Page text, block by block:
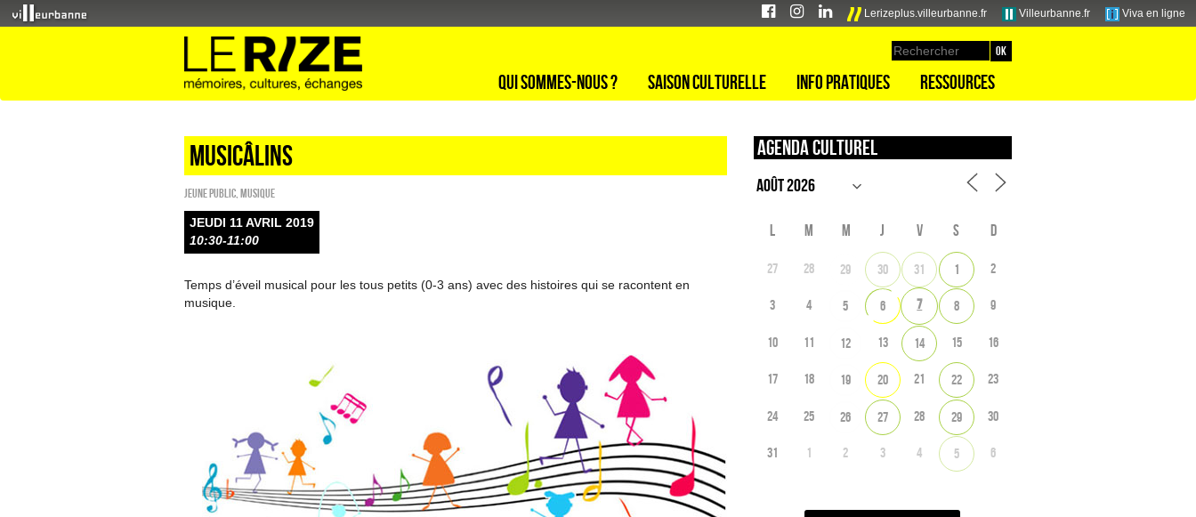
Lerizeplus.villeurbanne.fr Villeurbanne.fr Viva en ligne
Qui sommes-nous ? Saison culturelle Info pratiques Ressources
Musicâlins
Jeune public Musique
JEUDI 11 AVRIL 2019
10:30-11:00
Temps d’éveil musical pour les tous petits (0-3 ans) avec des histoires qui se racontent en
musique.
Agenda culturel
L M M J V S D
27 28 29 30 31 1 2
3 4 5 6 7 8 9
10 11 12 13 14 15 16
17 18 19 20 21 22 23
24 25 26 27 28 29 30
31 1 2 3 4 5 6